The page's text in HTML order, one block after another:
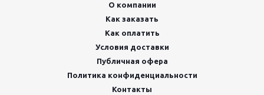
О компании
Как заказать
Как оплатить
Условия доставки
Публичная офера
Политика конфиденциальности
Контакты